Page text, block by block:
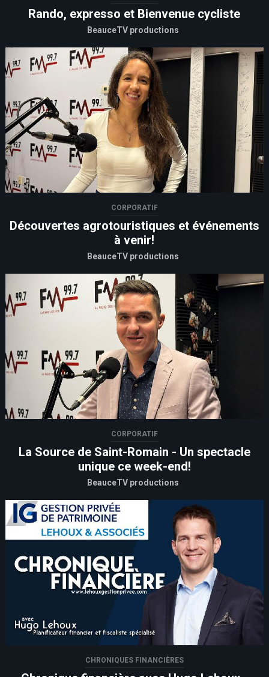
Rando, expresso et Bienvenue cycliste
BeauceTV productions
CORPORATIF
Découvertes agrotouristiques et événements
à venir!
BeauceTV productions
CORPORATIF
La Source de Saint-Romain - Un spectacle
unique ce week-end!
BeauceTV productions
CHRONIQUES FINANCIÈRES